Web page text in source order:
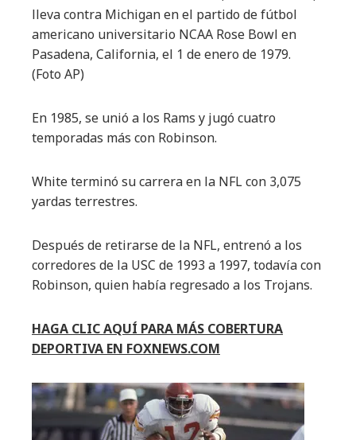
lleva contra Michigan en el partido de fútbol
americano universitario NCAA Rose Bowl en
Pasadena, California, el 1 de enero de 1979.
(Foto AP)
En 1985, se unió a los Rams y jugó cuatro
temporadas más con Robinson.
White terminó su carrera en la NFL con 3,075
yardas terrestres.
Después de retirarse de la NFL, entrenó a los
corredores de la USC de 1993 a 1997, todavía con
Robinson, quien había regresado a los Trojans.
HAGA CLIC AQUÍ PARA MÁS COBERTURA
DEPORTIVA EN FOXNEWS.COM